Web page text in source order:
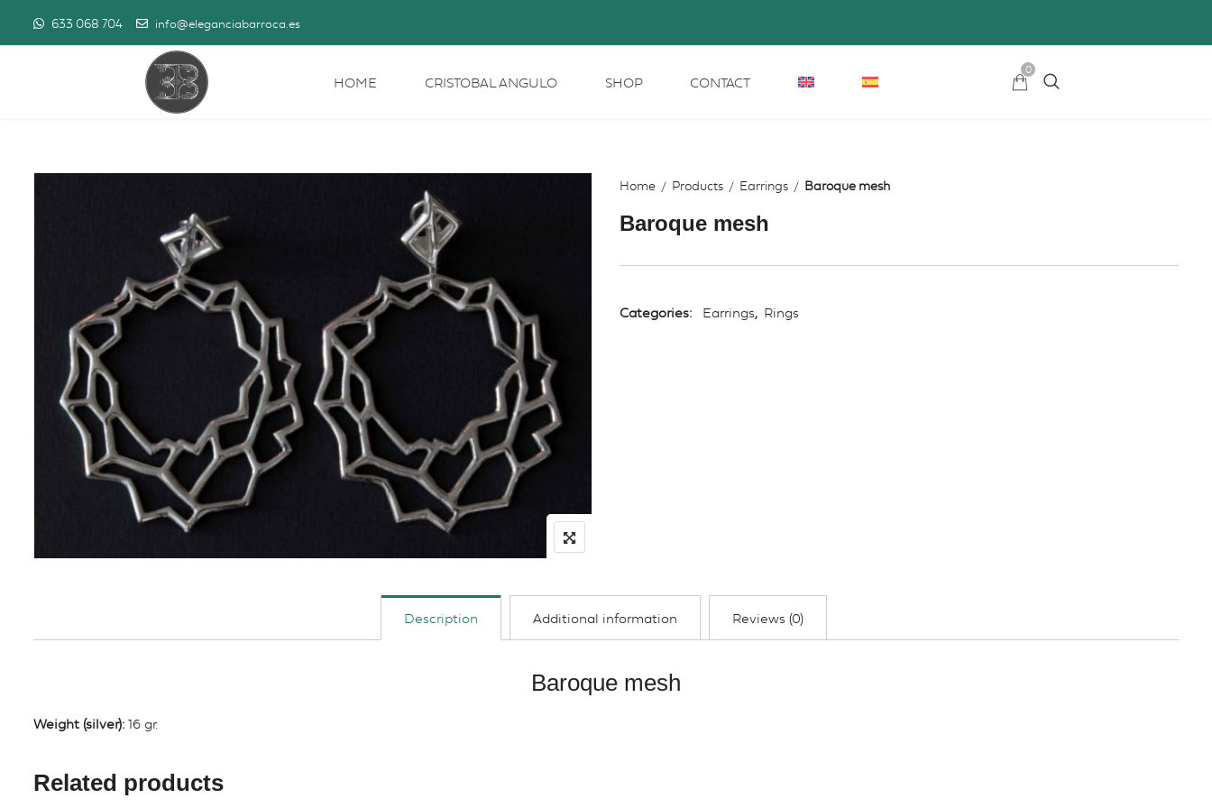
633 068 704 info@eleganciabarroca.es
HOME CRISTOBAL ANGULO SHOP CONTACT
0
Home Products Earrings Baroque mesh
Baroque mesh
Categories: Earrings, Rings
Description Additional information Reviews (0)
Baroque mesh
Weight (silver):16 gr.
Related products